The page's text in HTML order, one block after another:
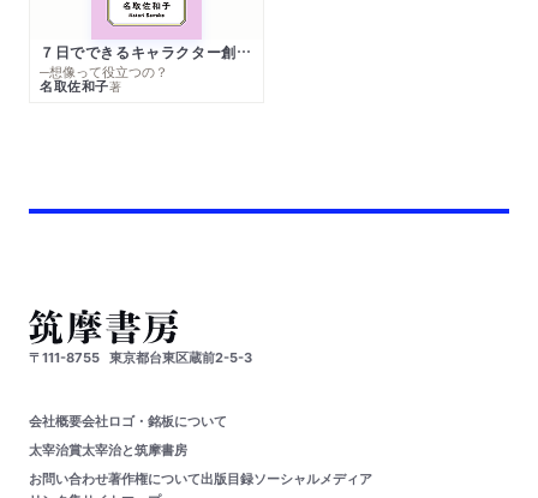
７日でできるキャラクター創作入門
─想像って役立つの？
名取佐和子著
〒111-8755 東京都台東区蔵前2-5-3
会社概要会社ロゴ・銘板について
太宰治賞太宰治と筑摩書房
お問い合わせ著作権について出版目録ソーシャルメディア